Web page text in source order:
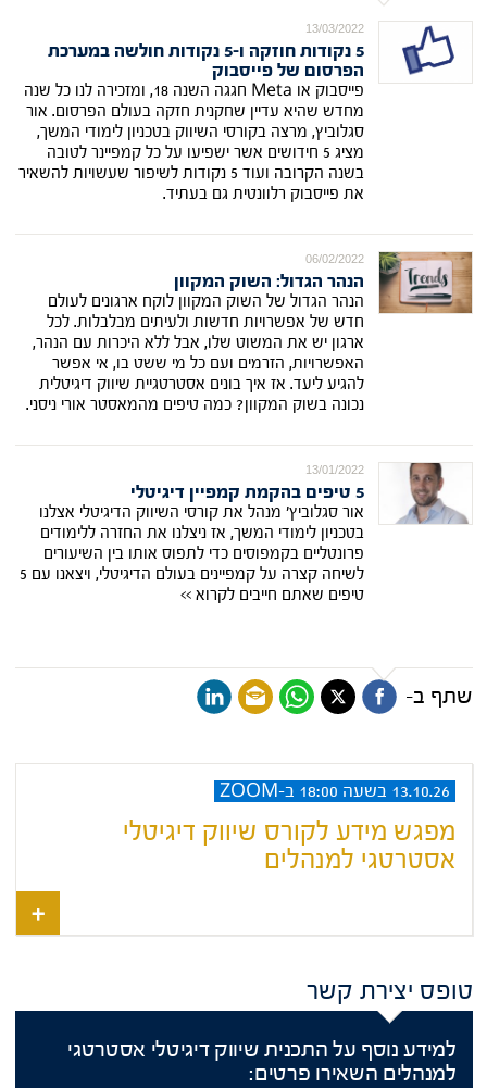
13/03/2022
5 נקודות חוזקה ו-5 נקודות חולשה במערכת
הפרסום של פייסבוק
פייסבוק או Meta חגגה השנה 18, ומזכירה לנו כל שנה
מחדש שהיא עדיין שחקנית חזקה בעולם הפרסום. אור
סגלוביץ, מרצה בקורסי השיווק בטכניון לימודי המשך,
מציג 5 חידושים אשר ישפיעו על כל קמפיינר לטובה
בשנה הקרובה ועוד 5 נקודות לשיפור שעשויות להשאיר
את פייסבוק רלוונטית גם בעתיד.
06/02/2022
הנהר הגדול: השוק המקוון
הנהר הגדול של השוק המקוון לוקח ארגונים לעולם
חדש של אפשרויות חדשות ולעיתים מבלבלות. לכל
ארגון יש את המשוט שלו, אבל ללא היכרות עם הנהר,
האפשרויות, הזרמים ועם כל מי ששט בו, אי אפשר
להגיע ליעד. אז איך בונים אסטרטגיית שיווק דיגיטלית
נכונה בשוק המקוון? כמה טיפים מהמאסטר אורי ניסני.
13/01/2022
5 טיפים בהקמת קמפיין דיגיטלי
אור סגלוביץ' מנהל את קורסי השיווק הדיגיטלי אצלנו
בטכניון לימודי המשך, אז ניצלנו את החזרה ללימודים
פרונטליים בקמפוסים כדי לתפוס אותו בין השיעורים
לשיחה קצרה על קמפיינים בעולם הדיגיטלי, ויצאנו עם 5
טיפים שאתם חייבים לקרוא >>
שתף ב-
13.10.26 בשעה 18:00 ב-ZOOM
מפגש מידע לקורס שיווק דיגיטלי
אסטרטגי למנהלים
טופס יצירת קשר
למידע נוסף על התכנית שיווק דיגיטלי אסטרטגי
למנהלים השאירו פרטים: